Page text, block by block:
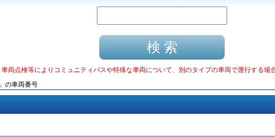
車両点検等によりコミュニティバスや特殊な車両について、別のタイプの車両で運行する場
」 の車両番号